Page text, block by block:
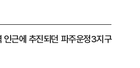
근에 추진되던 파주운정3지구